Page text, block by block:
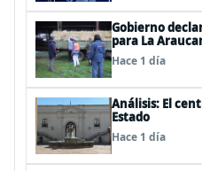
Gobierno
para La
de sistemas
Hace 1 día
Análisis: El
Estado
Hace 1 día